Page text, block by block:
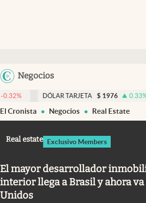
Negocios
Members
Economía y Política
Finanzas y Mercados
Columnistas
Otras secciones
DÓLAR TARJETA $ 1976 0.33%
El Cronista Negocios Real Estate
Real estate Exclusivo Members
El mayor desarrollador
interior llega a Brasil y ahora
Unidos